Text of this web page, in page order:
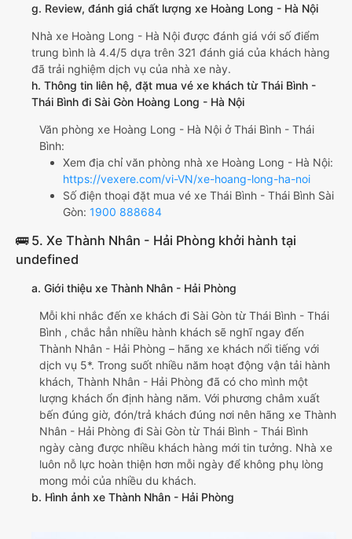
g. Review, đánh giá chất lượng xe Hoàng Long - Hà Nội
Nhà xe Hoàng Long - Hà Nội được đánh giá với số điểm
trung bình là 4.4/5 dựa trên 321 đánh giá của khách hàng
đã trải nghiệm dịch vụ của nhà xe này.
h. Thông tin liên hệ, đặt mua vé xe khách từ Thái Bình -
Thái Bình đi Sài Gòn Hoàng Long - Hà Nội
Văn phòng xe Hoàng Long - Hà Nội ở Thái Bình - Thái
Bình:
Xem địa chỉ văn phòng nhà xe Hoàng Long - Hà Nội:
https://vexere.com/vi-VN/xe-hoang-long-ha-noi
Số điện thoại đặt mua vé xe Thái Bình - Thái Bình Sài
Gòn: 1900 888684
🚌 5. Xe Thành Nhân - Hải Phòng khởi hành tại
undefined
a. Giới thiệu xe Thành Nhân - Hải Phòng
Mỗi khi nhắc đến xe khách đi Sài Gòn từ Thái Bình - Thái
Bình , chắc hẳn nhiều hành khách sẽ nghĩ ngay đến
Thành Nhân - Hải Phòng – hãng xe khách nổi tiếng với
dịch vụ 5*. Trong suốt nhiều năm hoạt động vận tải hành
khách, Thành Nhân - Hải Phòng đã có cho mình một
lượng khách ổn định hàng năm. Với phương châm xuất
bến đúng giờ, đón/trả khách đúng nơi nên hãng xe Thành
Nhân - Hải Phòng đi Sài Gòn từ Thái Bình - Thái Bình
ngày càng được nhiều khách hàng mới tin tưởng. Nhà xe
luôn nỗ lực hoàn thiện hơn mỗi ngày để không phụ lòng
mong mỏi của nhiều du khách.
b. Hình ảnh xe Thành Nhân - Hải Phòng